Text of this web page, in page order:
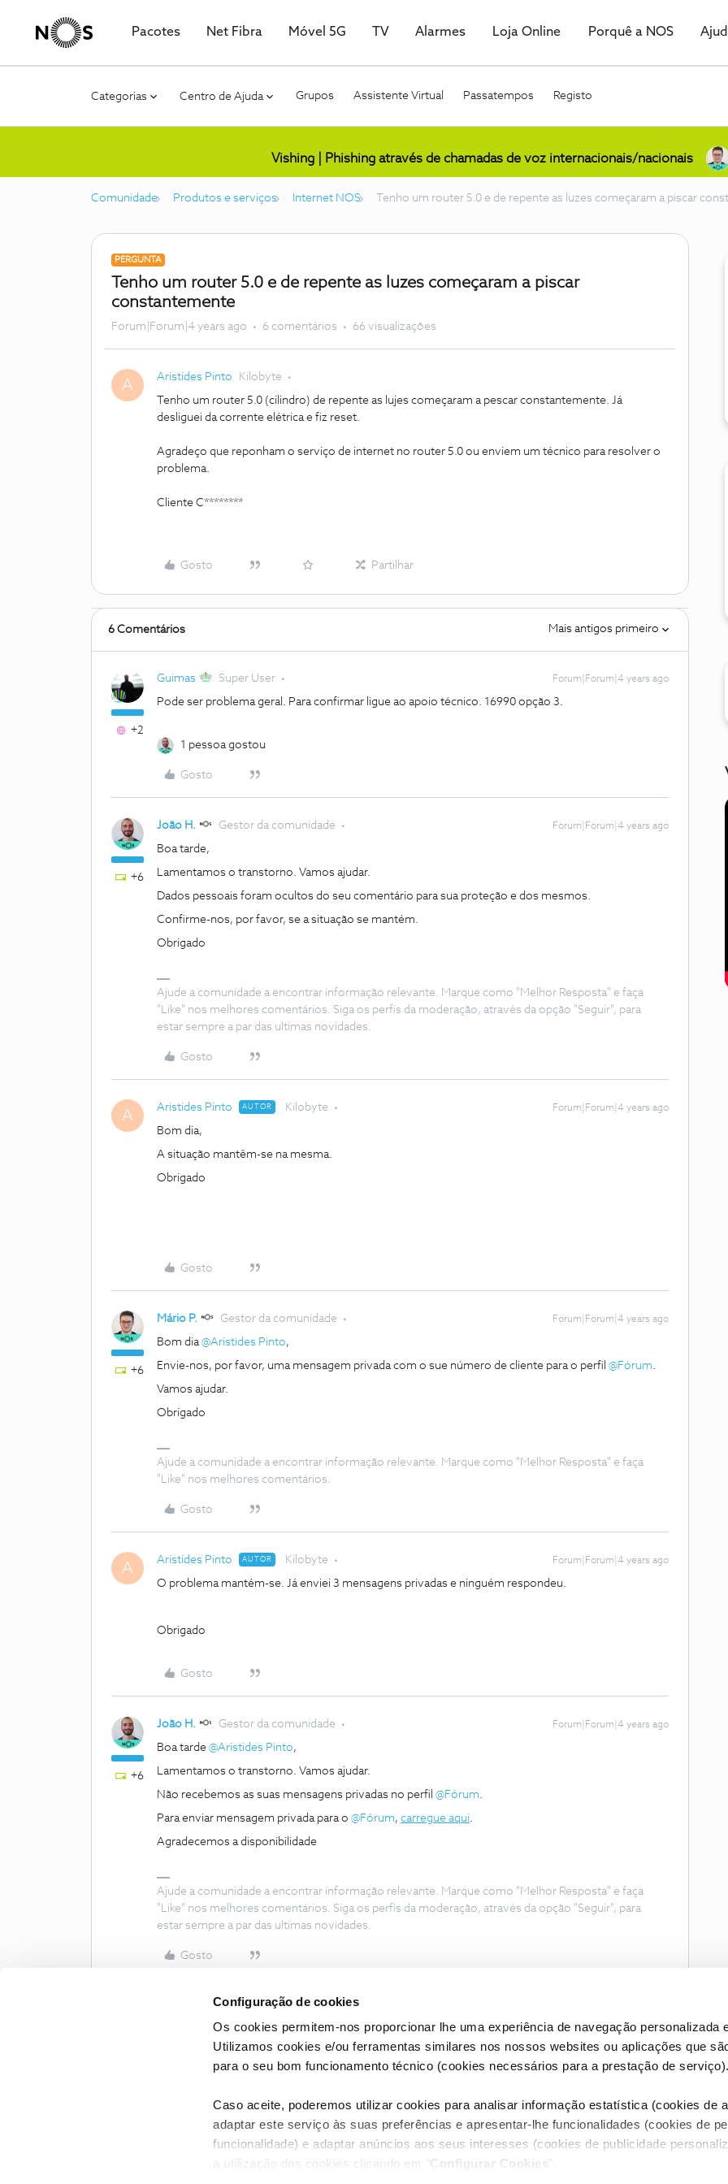
Configuração de cookies
Os cookies permitem-nos proporcionar lhe uma experiência de navegação personalizada
Utilizamos cookies e/ou ferramentas similares nos nossos websites ou aplicações que
para o seu bom funcionamento técnico (cookies necessários para a prestação de serviço).
Caso aceite, poderemos utilizar cookies para analisar informação estatística (cookies de
adaptar este serviço às suas preferências e apresentar-lhe funcionalidades (cookies de
funcionalidade) e adaptar anúncios aos seus interesses (cookies de publicidade
a utilização dos cookies clicando em " Configurar Cookies ".
Pacotes Net Fibra Móvel 5G TV Alarmes Loja Online Porquê a NOS
Categorias Centro de Ajuda Grupos Assistente Virtual Passatempos Registo
Vishing | Phishing através de chamadas de voz internacionais/nacionais
Comunidade Produtos e serviços Internet NOS Tenho um router 5.0 e de repente as luzes começaram a piscar
PERGUNTA
Tenho um router 5.0 e de repente as luzes começaram a piscar
constantemente
Forum|Forum|4 years ago 6 comentários 66 visualizações
A Aristides Pinto Kilobyte
Tenho um router 5.0 (cilindro) de repente as lujes começaram a pescar constantemente. Já
desliguei da corrente elétrica e fiz reset.
Agradeço que reponham o serviço de internet no router 5.0 ou enviem um técnico para resolver o
problema.
Cliente C********
Gosto Partilhar
6 Comentários Mais antigos primeiro
+2
Guimas Super User Forum|Forum|4 years ago
Pode ser problema geral. Para confirmar ligue ao apoio técnico. 16990 opção 3.
1 pessoa gostou
Gosto
+6
João H. Gestor da comunidade Forum|Forum|4 years ago
Boa tarde,
Lamentamos o transtorno. Vamos ajudar.
Dados pessoais foram ocultos do seu comentário para sua proteção e dos mesmos.
Confirme-nos, por favor, se a situação se mantém.
Obrigado
Ajude a comunidade a encontrar informação relevante. Marque como "Melhor Resposta" e faça
"Like" nos melhores comentários. Siga os perfis da moderação, através da opção "Seguir", para
estar sempre a par das ultimas novidades.
Gosto
A Aristides Pinto AUTOR Kilobyte Forum|Forum|4 years ago
Bom dia,
A situação mantêm-se na mesma.
Obrigado
Gosto
+6
Mário P. Gestor da comunidade Forum|Forum|4 years ago
Bom dia@Aristides Pinto,
Envie-nos, por favor, uma mensagem privada com o sue número de cliente para o perfil @Fórum.
Vamos ajudar.
Obrigado
Ajude a comunidade a encontrar informação relevante. Marque como "Melhor Resposta" e faça
"Like" nos melhores comentários.
Gosto
A Aristides Pinto AUTOR Kilobyte Forum|Forum|4 years ago
O problema mantém-se. Já enviei 3 mensagens privadas e ninguém respondeu.
Obrigado
Gosto
+6
João H. Gestor da comunidade Forum|Forum|4 years ago
Boa tarde @Aristides Pinto,
Lamentamos o transtorno. Vamos ajudar.
Não recebemos as suas mensagens privadas no perfil @Fórum.
Para enviar mensagem privada para o @Fórum, carregue aqui.
Agradecemos a disponibilidade
Ajude a comunidade a encontrar informação relevante. Marque como "Melhor Resposta" e faça
"Like" nos melhores comentários. Siga os perfis da moderação, através da opção "Seguir", para
estar sempre a par das ultimas novidades.
Gosto
Condições do Fórum NOS Accessibility statement